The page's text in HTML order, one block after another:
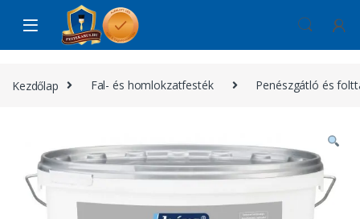
Skip to navigation
Skip to content
Kezdőlap Fal- és homlokzatfesték Penészgátló és